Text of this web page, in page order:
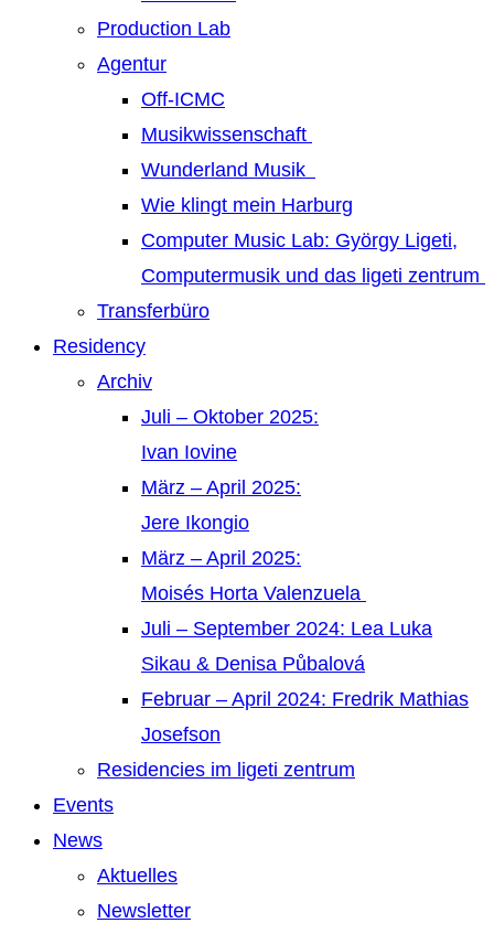
Production Lab
Agentur
Off-ICMC
Musikwissenschaft
Wunderland Musik
Wie klingt mein Harburg
Computer Music Lab: György Ligeti,
Computermusik und das ligeti zentrum
Transferbüro
Residency
Archiv
Juli – Oktober 2025:
Ivan Iovine
März – April 2025:
Jere Ikongio
März – April 2025:
Moisés Horta Valenzuela
Juli – September 2024: Lea Luka
Sikau & Denisa Půbalová
Februar – April 2024: Fredrik Mathias
Josefson
Residencies im ligeti zentrum
Events
News
Aktuelles
Newsletter